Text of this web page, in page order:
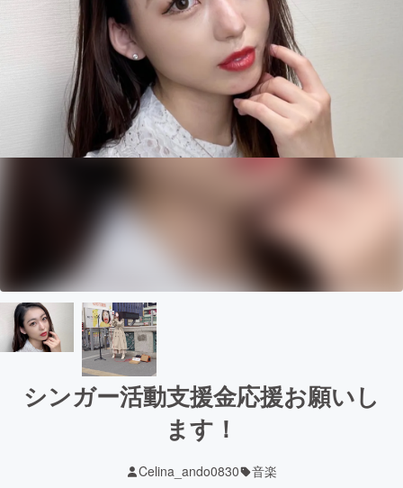
シンガー活動支援金応援お願いし
ます！
Celina_ando0830 音楽